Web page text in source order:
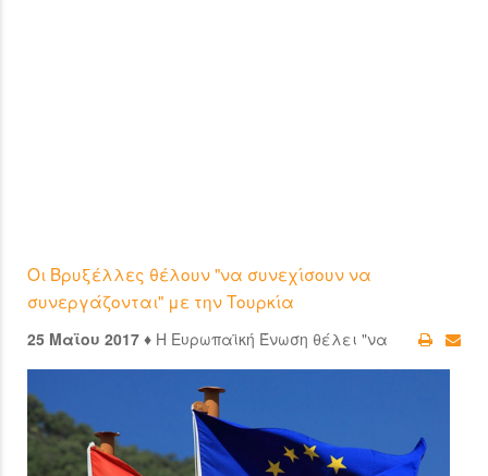
Οι Βρυξέλλες θέλουν "να συνεχίσουν να
συνεργάζονται" με την Τουρκία
25 Μαϊου 2017 ♦ Η Ευρωπαϊκή Ένωση θέλει "να